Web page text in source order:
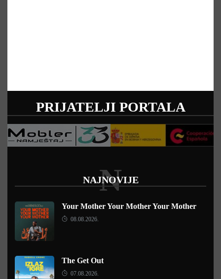
PRIJATELJI PORTALA
NAJNOVIJE
N
Your Mother Your Mother Your Mother
08.08.2026.
The Get Out
07.08.2026.